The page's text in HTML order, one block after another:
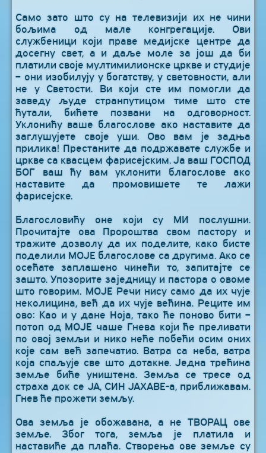
Само зато што су на телевизији их не чини
бољима од мале конгрегације. Ови
службеници који праве медијске центре да
досегну свет, а и даље моле за још да би
платили своје мултимилионске цркве и студије
– они изобилују у богатству, у световности, али
не у Светости. Ви који сте им помогли да
заведу људе странпутицом тиме што сте
ћутали, бићете позвани на одговорност.
Уклонићу ваше благослове ако наставите да
заглушујете своје уши. Ово вам је задња
прилика! Престаните да подржавате службе и
цркве са квасцем фарисејским. Ја ваш ГОСПОД
БОГ ваш ћу вам уклонити благослове ако
наставите да промовишете те лажи
фарисејске.
Благословићу оне који су МИ послушни.
Прочитајте ова Пророштва свом пастору и
тражите дозволу да их поделите, како бисте
поделили МОЈЕ благослове са другима. Ако се
осећате заплашено чинећи то, запитајте се
зашто. Упозорите заједницу и пастора о овоме
што говорим. МОЈЕ Речи нису само да их чује
неколицина, већ да их чује већина. Реците им
ово: Као и у дане Ноја, тако ће поново бити –
потоп од МОЈЕ чаше Гнева који ће преливати
по овој земљи и нико неће побећи осим оних
које сам већ запечатио. Ватра са неба, ватра
која спаљује све што дотакне. Једна трећина
земље биће уништена. Земља се тресе од
страха док се ЈА, СИН ЈАХАВЕ-а, приближавам.
Гнев ће прожети земљу.
Ова земља је обожавана, а не ТВОРАЦ ове
земље. Због тога, земља је платила и
наставиће да плаћа. Створења ове земље су